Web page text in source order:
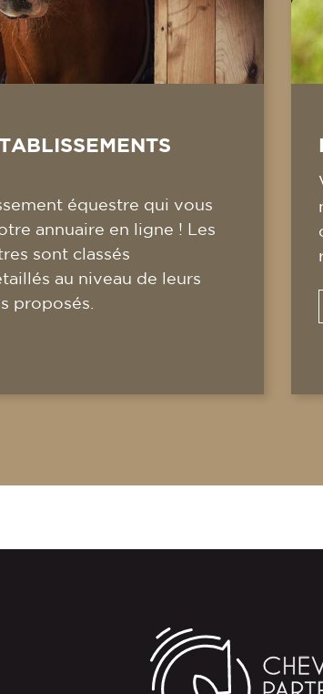
équestre qui vous
annuaire en ligne ! Les
sont classés
au niveau de leurs
proposés.